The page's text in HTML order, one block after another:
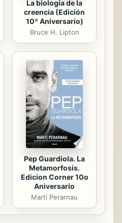
La biología de la
creencia (Edición
10º Aniversario)
Bruce H. Lipton
Pep Guardiola. La
Metamorfosis.
Edicion Corner 10o
Aniversario
Marti Perarnau